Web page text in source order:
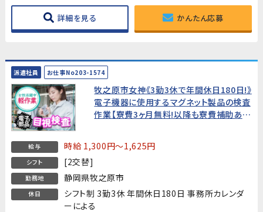
詳細を見る かんたん応募
派遣社員 お仕事No203-1574
牧之原市女神《3勤3休で年間休日180日!》
電子機器に使用するマグネット製品の検査
作業【寮費3ヶ月無料!以降も寮費補助あ
給与 時給 1,300円～1,625円
シフト [2交替]
勤務地 静岡県牧之原市
休日
シフト制 3勤3休 年間休日180日 事務所カレンダ
ーによる